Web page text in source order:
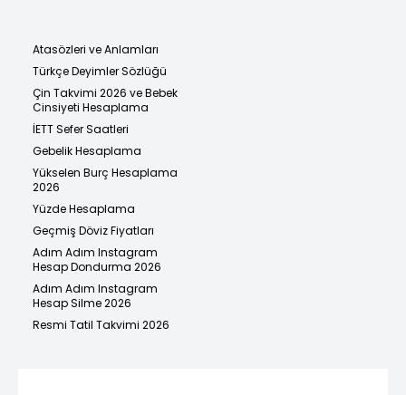
Atasözleri ve Anlamları
Türkçe Deyimler Sözlüğü
Çin Takvimi 2026 ve Bebek
Cinsiyeti Hesaplama
İETT Sefer Saatleri
Gebelik Hesaplama
Yükselen Burç Hesaplama
2026
Yüzde Hesaplama
Geçmiş Döviz Fiyatları
Adım Adım Instagram
Hesap Dondurma 2026
Adım Adım Instagram
Hesap Silme 2026
Resmi Tatil Takvimi 2026